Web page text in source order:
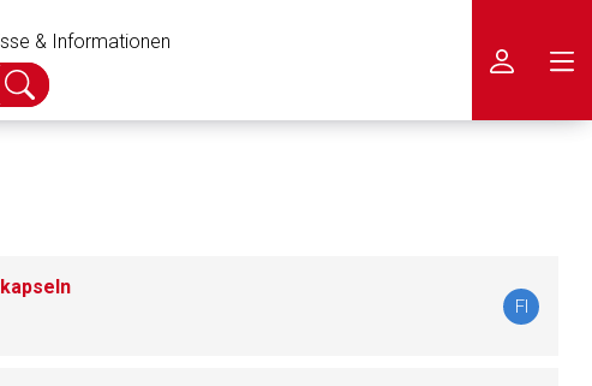
& Informationen
Suche
abschicken
FI